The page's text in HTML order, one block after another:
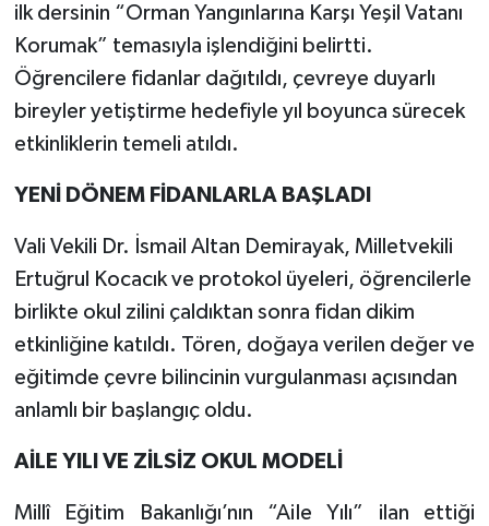
ilk dersinin “Orman Yangınlarına Karşı Yeşil Vatanı
Korumak” temasıyla işlendiğini belirtti.
Öğrencilere fidanlar dağıtıldı, çevreye duyarlı
bireyler yetiştirme hedefiyle yıl boyunca sürecek
etkinliklerin temeli atıldı.
YENİ DÖNEM FİDANLARLA BAŞLADI
Vali Vekili Dr. İsmail Altan Demirayak, Milletvekili
Ertuğrul Kocacık ve protokol üyeleri, öğrencilerle
birlikte okul zilini çaldıktan sonra fidan dikim
etkinliğine katıldı. Tören, doğaya verilen değer ve
eğitimde çevre bilincinin vurgulanması açısından
anlamlı bir başlangıç oldu.
AİLE YILI VE ZİLSİZ OKUL MODELİ
Millî Eğitim Bakanlığı’nın “Aile Yılı” ilan ettiği